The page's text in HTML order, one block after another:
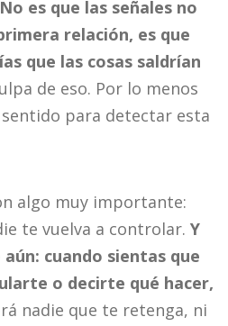
No es que las señales no
relación, es que
que las cosas saldrían
de eso. Por lo menos
para detectar esta
algo muy importante:
te vuelva a controlar. Y
cuando sientas que
o decirte qué hacer,
nadie que te retenga, ni